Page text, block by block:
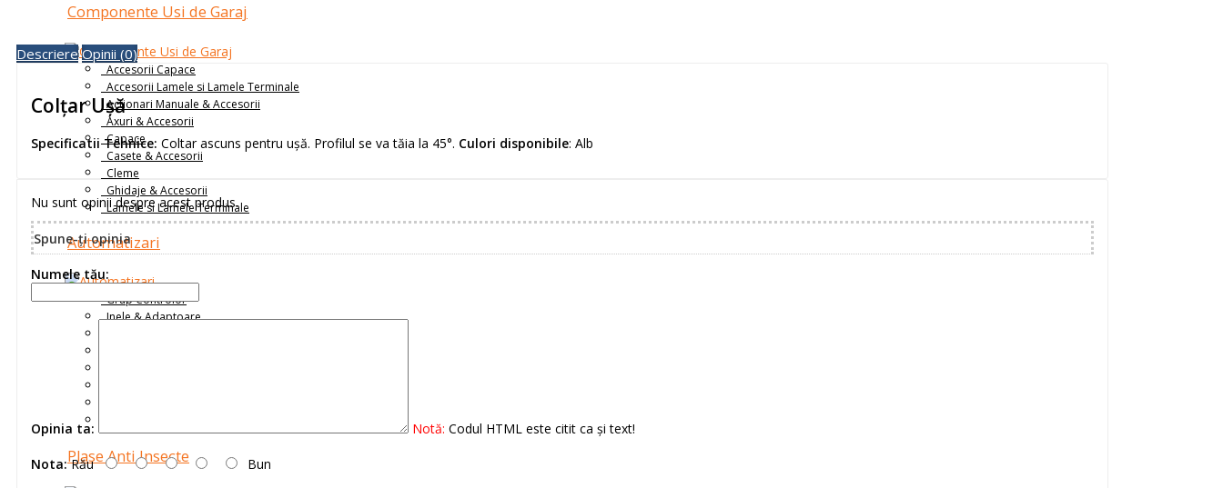
Componente Usi de Garaj
Accesorii Capace
Accesorii Lamele si Lamele Terminale
Actionari Manuale & Accesorii
Axuri & Accesorii
Capace
Casete & Accesorii
Cleme
Ghidaje & Accesorii
Lamele si Lamele Terminale
Automatizari
Grup Controlor
Inele & Adaptoare
Plase Anti Insecte
Descriere Opinii (0)
Colțar Ușă
Specificatii Tehnice: Coltar ascuns pentru ușă. Profilul se va tăia la 45°. Culori disponibile: Alb
Nu sunt opinii despre acest produs.
Spune-ţi opinia
Numele tău:
Opinia ta: Notă: Codul HTML este citit ca şi text!
Nota: Rău
Bun